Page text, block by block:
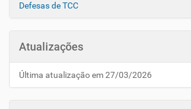
Defesas de TCC
Atualizações
Última atualização em 27/03/2026